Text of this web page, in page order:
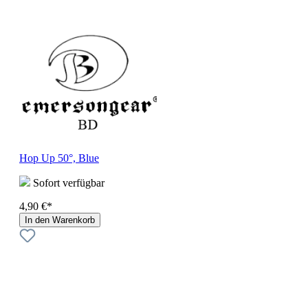
Hop Up 50°, Blue
Sofort verfügbar
4,90 €*
In den Warenkorb